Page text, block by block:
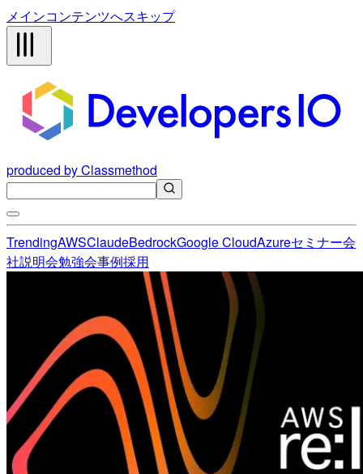
メインコンテンツへスキップ
produced by Classmethod
TrendingAWSClaudeBedrockGoogle CloudAzureセミナー会
社説明会勉強会事例採用